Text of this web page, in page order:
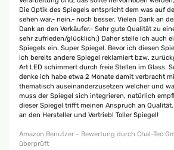
Die Optik des Spiegels entspricht dem was auf
sehen war,- nein,- noch besser. Vielen Dank an
Dank an den Verkäufer.- Sehr gute Qualität zu
sehr zufrieden/glücklich;) Daher stelle ich auch
Spiegels ein. Super Spiegel. Bevor ich diesen
ich bereits andere Spiegel reklamiert bzw.
Art LED schimmert durch freie Stellen im Glass.
denke ich habe etwa 2 Monate damit verbracht
thematisch auseinanderzusetzen welcher und
muss der Spiegel sich integrieren, natürlich
dieser Spiegel trifft meinen Anspruch an
an den Hersteller und Vertrieb! Toller Spiegel!
Amazon Benutzer – Bewertung durch Chal-Tec
überprüft